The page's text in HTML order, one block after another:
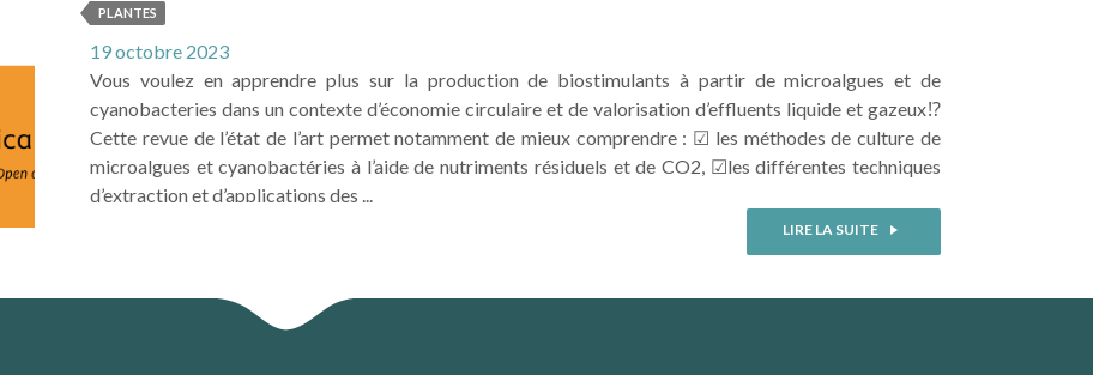
PLANTES
19 octobre 2023
Vous voulez en apprendre plus sur la production de biostimulants à partir de microalgues et de
cyanobacteries dans un contexte d’économie circulaire et de valorisation d’effluents liquide et gazeux⁉
Cette revue de l’état de l’art permet notamment de mieux comprendre : ☑ les méthodes de culture de
microalgues et cyanobactéries à l’aide de nutriments résiduels et de CO2, ☑les différentes techniques
d’extraction et d’applications des ...
LIRE LA SUITE